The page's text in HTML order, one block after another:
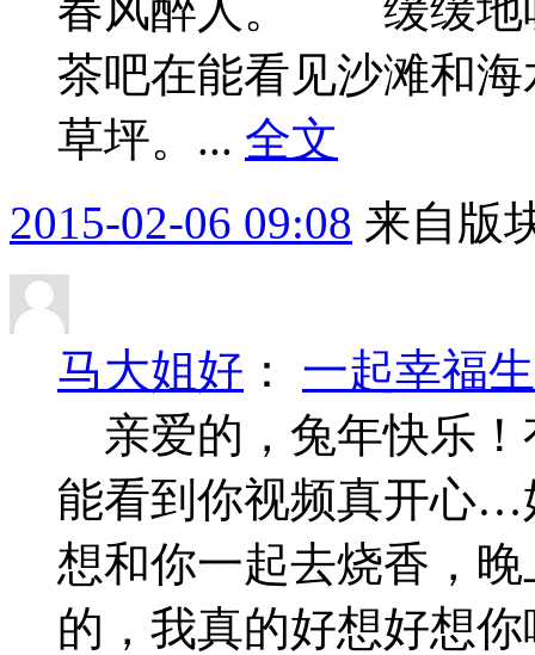
茶吧在能看见沙滩和
草坪。... 全文
2015-02-06 09:08 来自版
马大姐好 ： 一起幸福
亲爱的，兔年快乐！
能看到你视频真开心
想和你一起去烧香，
的，我真的好想好想